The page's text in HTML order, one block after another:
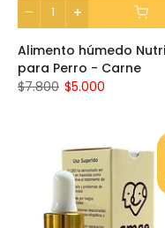
Alimento húmedo
para Perro - Carne
$7.800 $5.000